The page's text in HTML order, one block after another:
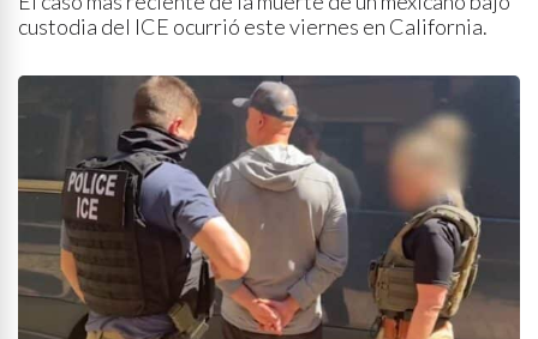
custodia del ICE ocurrió este viernes en California.